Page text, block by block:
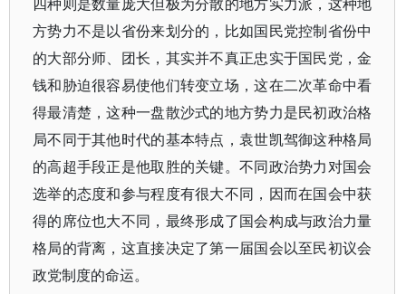
方势力不是以省份来划分的，比如国民党控制省份中
的大部分师、团长，其实并不真正忠实于国民党，金
钱和胁迫很容易使他们转变立场，这在二次革命中看
得最清楚，这种一盘散沙式的地方势力是民初政治格
局不同于其他时代的基本特点，袁世凯驾御这种格局
的高超手段正是他取胜的关键。不同政治势力对国会
选举的态度和参与程度有很大不同，因而在国会中获
得的席位也大不同，最终形成了国会构成与政治力量
格局的背离，这直接决定了第一届国会以至民初议会
政党制度的命运。